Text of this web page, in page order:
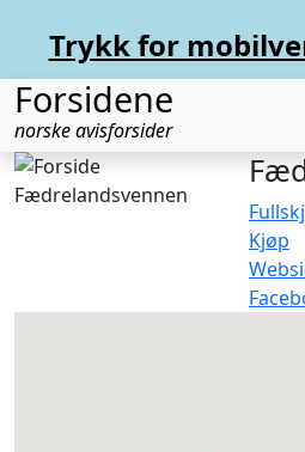
Trykk for
Forsidene
norske avisforsider
Kjøp